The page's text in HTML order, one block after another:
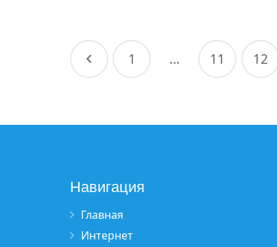
1 … 11 12
Навигация
Главная
Интернет